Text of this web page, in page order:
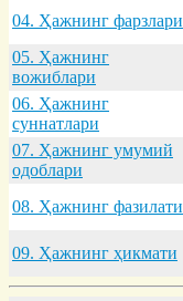
04. Ҳaжнинг фaрзлaри
05. Ҳaжнинг
вожиблaри
06. Ҳaжнинг
суннaтлaри
07. Ҳaжнинг умумий
одоблaри
08. Ҳaжнинг фaзилaти
09. Ҳaжнинг ҳикмaти